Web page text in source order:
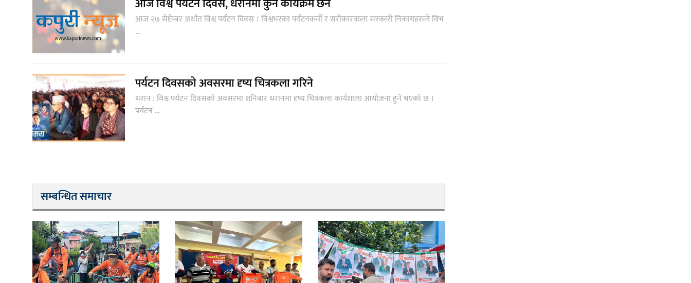
आज २७ सेप्टेम्बर अर्थात विश्व पर्यटन दिवस । विश्वभरका पर्यटनकर्मी र सरोकारवाला सरकारी निकायहरुले विभ
...
पर्यटन दिवसको अवसरमा दृष्य चित्रकला गरिने
धरान : विश्व पर्यटन दिवसको अवसरमा शनिबार धरानमा दृष्य चित्रकला कार्यशाला आयोजना हुने भएको छ ।
पर्यटन ...
सम्बन्धित समाचार